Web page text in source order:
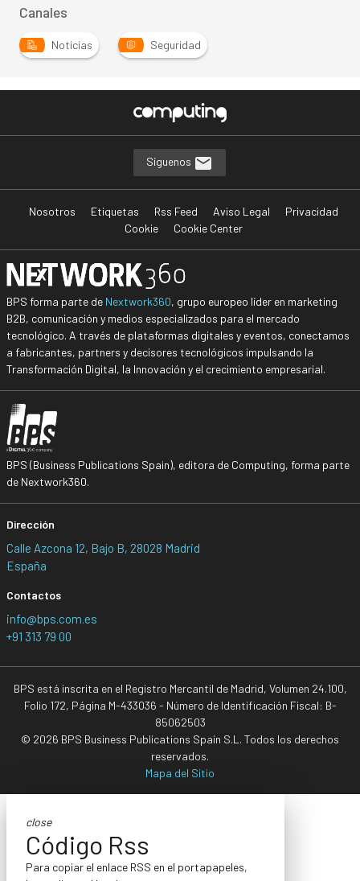
Canales
Noticias Seguridad
Síguenos
Nosotros Etiquetas Rss Feed Aviso Legal
Privacidad
Cookie
Cookie Center
BPS forma parte de Nextwork360, grupo europeo líder en marketing
B2B, comunicación y medios especializados para el mercado
tecnológico. A través de plataformas digitales y eventos, conectamos
a fabricantes, partners y decisores tecnológicos impulsando la
Transformación Digital, la Innovación y el crecimiento empresarial.
BPS (Business Publications Spain), editora de Computing, forma parte
de Nextwork360.
Dirección
Calle Azcona 12, Bajo B, 28028 Madrid
España
Contactos
info@bps.com.es
+91 313 79 00
BPS está inscrita en el Registro Mercantil de Madrid, Volumen 24.100,
Folio 172, Página M-433036 - Número de Identificación Fiscal: B-
85062503
© 2026 BPS Business Publications Spain S.L. Todos los derechos
reservados.
Mapa del Sitio
close
Código Rss
Para copiar el enlace RSS en el portapapeles,